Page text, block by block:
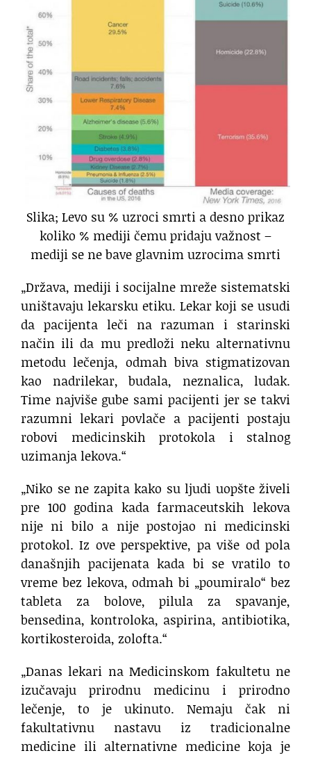
Slika; Levo su % uzroci smrti a desno prikaz
koliko % mediji čemu pridaju važnost –
mediji se ne bave glavnim uzrocima smrti
„Država, mediji i socijalne mreže sistematski
uništavaju lekarsku etiku. Lekar koji se usudi
da pacijenta leči na razuman i starinski
način ili da mu predloži neku alternativnu
metodu lečenja, odmah biva stigmatizovan
kao nadrilekar, budala, neznalica, ludak.
Time najviše gube sami pacijenti jer se takvi
razumni lekari povlače a pacijenti postaju
robovi medicinskih protokola i stalnog
uzimanja lekova.“
„Niko se ne zapita kako su ljudi uopšte živeli
pre 100 godina kada farmaceutskih lekova
nije ni bilo a nije postojao ni medicinski
protokol. Iz ove perspektive, pa više od pola
današnjih pacijenata kada bi se vratilo to
vreme bez lekova, odmah bi „poumiralo“ bez
tableta za bolove, pilula za spavanje,
bensedina, kontroloka, aspirina, antibiotika,
kortikosteroida, zolofta.“
„Danas lekari na Medicinskom fakultetu ne
izučavaju prirodnu medicinu i prirodno
lečenje, to je ukinuto. Nemaju čak ni
fakultativnu nastavu iz tradicionalne
medicine ili alternativne medicine koja je